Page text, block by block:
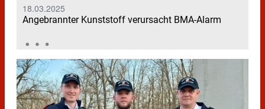
18.03.2025
Angebrannter Kunststoff verursacht BMA-Alarm